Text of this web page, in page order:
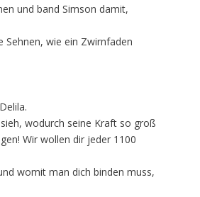
und band Simson damit,
Sehnen, wie ein Zwirnfaden
wodurch seine Kraft so groß
Wir wollen dir jeder 1100
womit man dich binden muss,